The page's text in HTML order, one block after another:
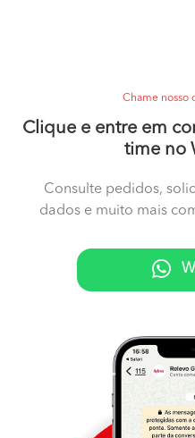
Chame nosso
Clique e entre em
time no
Consulte pedidos,
dados e muito mais